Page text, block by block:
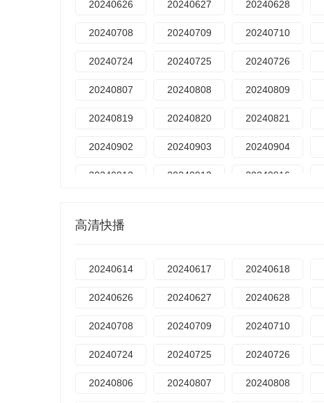
20240626 20240627 20240628
20240708 20240709 20240710
20240724 20240725 20240726
20240807 20240808 20240809
20240819 20240820 20240821
20240902 20240903 20240904
20240912 20240913 20240916
20241030
高清快播
20240614 20240617 20240618
20240626 20240627 20240628
20240708 20240709 20240710
20240724 20240725 20240726
20240806 20240807 20240808